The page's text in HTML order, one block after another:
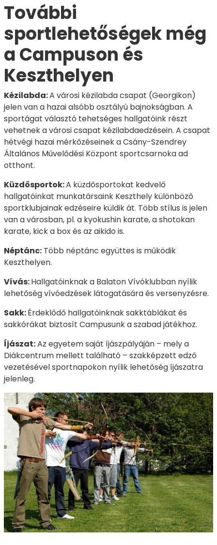
További
sportlehetőségek még
a Campuson és
Keszthelyen
Kézilabda:A városi kézilabda csapat (Georgikon)
jelen van a hazai alsóbb osztályú bajnokságban. A
sportágat választó tehetséges hallgatóink részt
vehetnek a városi csapat kézilabdaedzésein. A csapat
hétvégi hazai mérkőzéseinek a Csány-Szendrey
Általános Művelődési Központ sportcsarnoka ad
otthont.
Küzdősportok:A küzdősportokat kedvelő
hallgatóinkat munkatársaink Keszthely különböző
sportklubjainak edzéseire küldik át. Több stílus is jelen
van a városban, pl. a kyokushin karate, a shotokan
karate, kick a box és az aikido is.
Néptánc: Több néptánc együttes is működik
Keszthelyen.
Vívás:Hallgatóinknak a Balaton Vívóklubban nyílik
lehetőség vívóedzések látogatására és versenyzésre.
Sakk:Érdeklődő hallgatóinknak sakktáblákat és
sakkórákat biztosít Campusunk a szabad játékhoz.
Íjászat:Az egyetem saját íjászpályáján – mely a
Diákcentrum mellett található – szakképzett edző
vezetésével sportnapokon nyílik lehetőség íjászatra
jelenleg.